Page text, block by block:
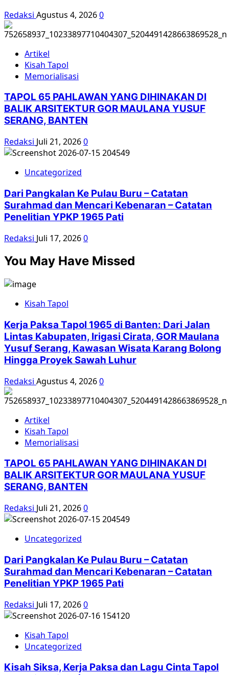
Redaksi Agustus 4, 20260
Artikel
Kisah Tapol
Memorialisasi
TAPOL 65 PAHLAWAN YANG DIHINAKAN DI
BALIK ARSITEKTUR GOR MAULANA YUSUF
SERANG, BANTEN
Redaksi Juli 21, 20260
Uncategorized
Dari Pangkalan Ke Pulau Buru – Catatan
Surahmad dan Mencari Kebenaran – Catatan
Penelitian YPKP 1965 Pati
Redaksi Juli 17, 20260
You May Have Missed
Kisah Tapol
Kerja Paksa Tapol 1965 di Banten: Dari Jalan
Lintas Kabupaten, Irigasi Cirata, GOR Maulana
Yusuf Serang, Kawasan Wisata Karang Bolong
Hingga Proyek Sawah Luhur
Redaksi Agustus 4, 20260
Artikel
Kisah Tapol
Memorialisasi
TAPOL 65 PAHLAWAN YANG DIHINAKAN DI
BALIK ARSITEKTUR GOR MAULANA YUSUF
SERANG, BANTEN
Redaksi Juli 21, 20260
Uncategorized
Dari Pangkalan Ke Pulau Buru – Catatan
Surahmad dan Mencari Kebenaran – Catatan
Penelitian YPKP 1965 Pati
Redaksi Juli 17, 20260
Kisah Tapol
Uncategorized
Kisah Siksa, Kerja Paksa dan Lagu Cinta Tapol